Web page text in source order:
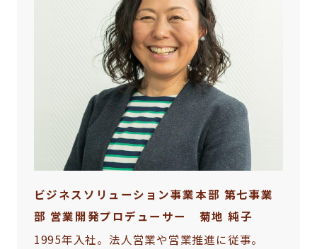
ビジネスソリューション事業本部 第七事業
部 営業開発プロデューサー 菊地 純子
1995年入社。法人営業や営業推進に従事。